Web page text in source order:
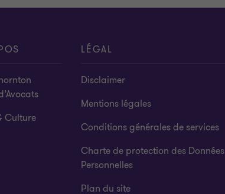
Culture
LÉGAL
Disclaimer
Mentions légales
Conditions générales de services
Charte de protection des Données
Personnelles
Plan du site